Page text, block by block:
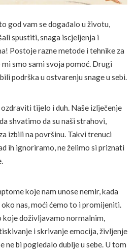
god vam se događalo u životu,
spustiti, snaga iscjeljenja i
Postoje razne metode i tehnike za
smo sami svoja pomoć. Drugi
podrška u ostvarenju snage u sebi.
tijelo i duh. Naše izlječenje
shvatimo da su naši strahovi,
izbili na površinu. Takvi trenuci
ih ignoriramo, ne želimo si priznati
koje nam unose nemir, kada
nas, moći ćemo to i promijeniti.
koje doživljavamo normalnim,
i skrivanje emocija, življenje
ne bi pogledalo dublje u sebe. U tom